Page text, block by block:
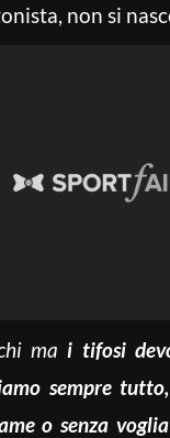
non si
ma i tifosi
sempre
o senza